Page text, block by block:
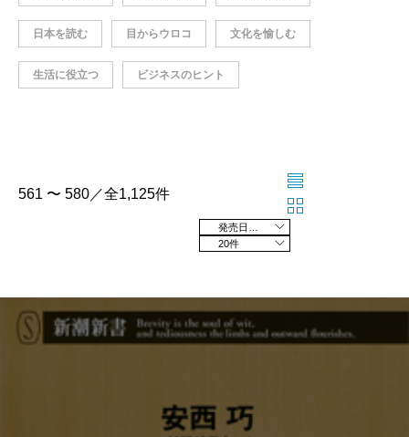
日本を読む 目からウロコ 文化を愉しむ
生活に役立つ ビジネスのヒント
561 〜 580／全1,125件
20件